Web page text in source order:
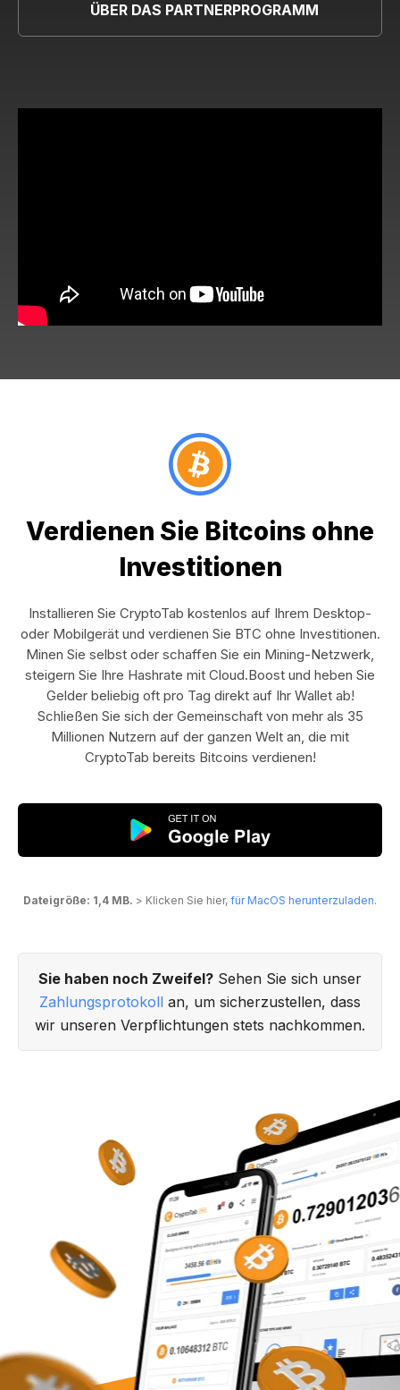
ÜBER DAS PARTNERPROGRAMM
Verdienen Sie Bitcoins ohne
Investitionen
Installieren Sie CryptoTab kostenlos auf Ihrem Desktop-
oder Mobilgerät und verdienen Sie BTC ohne Investitionen.
Minen Sie selbst oder schaffen Sie ein Mining-Netzwerk,
steigern Sie Ihre Hashrate mit Cloud.Boost und heben Sie
Gelder beliebig oft pro Tag direkt auf Ihr Wallet ab!
Schließen Sie sich der Gemeinschaft von mehr als 35
Millionen Nutzern auf der ganzen Welt an, die mit
CryptoTab bereits Bitcoins verdienen!
Dateigröße: 1,4 MB. > Klicken Sie hier, für MacOS herunterzuladen.
Sie haben noch Zweifel? Sehen Sie sich unser
Zahlungsprotokoll an, um sicherzustellen, dass
wir unseren Verpflichtungen stets nachkommen.